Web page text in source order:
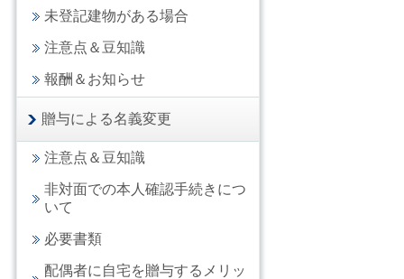
未登記建物がある場合
注意点＆豆知識
報酬＆お知らせ
贈与による名義変更
注意点＆豆知識
非対面での本人確認手続きにつ
いて
必要書類
配偶者に自宅を贈与するメリッ